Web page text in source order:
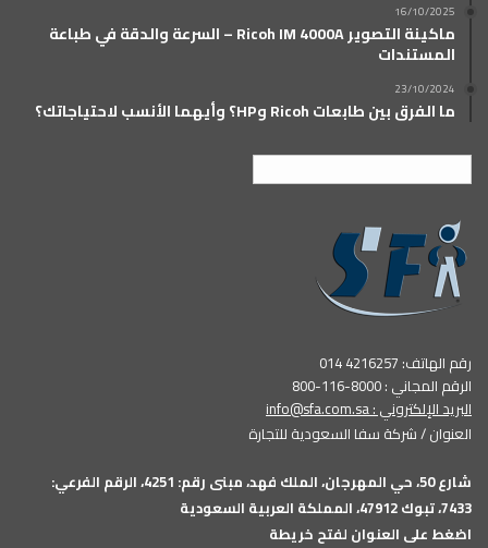
16/10/2025
ماكينة التصوير Ricoh IM 4000A – السرعة والدقة في طباعة
المستندات
23/10/2024
ما الفرق بين طابعات Ricoh وHP؟ وأيهما الأنسب لاحتياجاتك؟
رقم الهاتف: 4216257 014
الرقم المجاني : 8000-116-800
البريد الإلكتروني :info@sfa.com.sa
العنوان / شركة سفا السعودية للتجارة
شارع 50، حي المهرجان، الملك فهد، مبنى رقم: 4251، الرقم الفرعي:
7433، تبوك 47912، المملكة العربية السعودية
اضغط على العنوان لفتح خريطة